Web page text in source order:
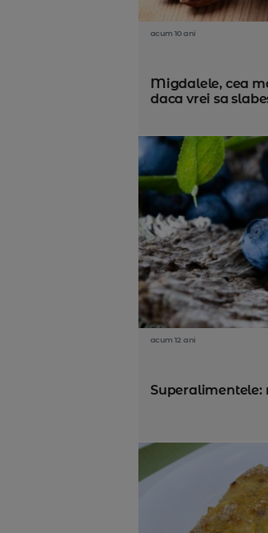
acum 10 ani
Migdalele, cea
daca vrei sa
acum 12 ani
Superalimentele: